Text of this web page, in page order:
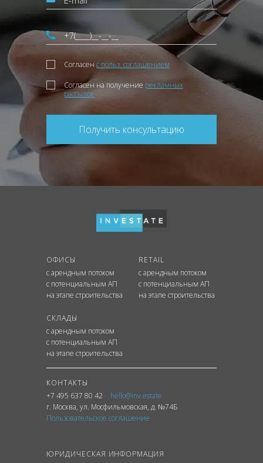
Согласен с польз. соглашением
Согласен на получение рекламных
рассылок
Получить консультацию
ОФИСЫ
с арендным потоком
с потенциальным АП
на этапе строительства
RETAIL
с арендным потоком
с потенциальным АП
на этапе строительства
СКЛАДЫ
с арендным потоком
с потенциальным АП
на этапе строительства
КОНТАКТЫ
+7 495 637 80 42
hello@inv.estate
г. Москва, ул. Мосфильмовская, д. №74Б
Пользовательское соглашение
ЮРИДИЧЕСКАЯ ИНФОРМАЦИЯ